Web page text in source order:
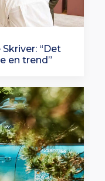
“Det
en trend”